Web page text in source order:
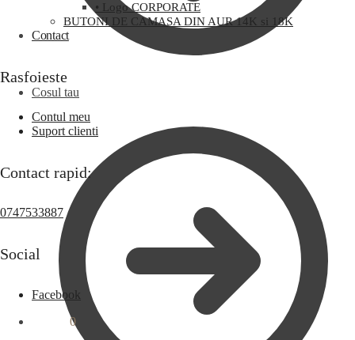
Cosul tau
• Logo CORPORATE
BUTONI DE CAMASA DIN AUR 14K si 18K
Contact
Rasfoieste
Contul meu
Suport clienti
Contact rapid:
0747533887
Social
Facebook
0